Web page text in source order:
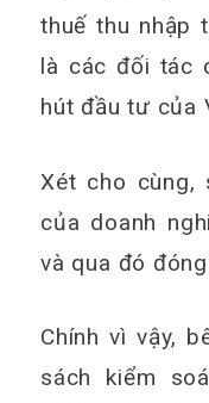
thuế thu nhập
là các đối tác
hút đầu tư của
Xét cho cùng,
của doanh
và qua đó
Chính vì vậy,
sách kiểm